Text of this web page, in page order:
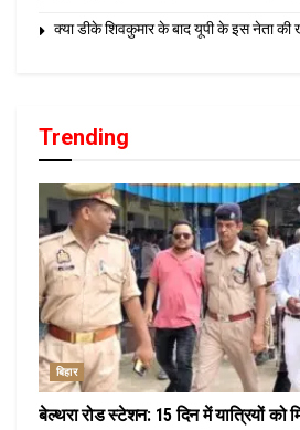
क्या डीके शिवकुमार के बाद यूपी के इस नेता की
Trending
बिहार
बेल्थरा रोड स्टेशन: 15 दिन में यात्रियों को